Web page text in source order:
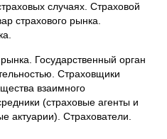
случаях. Страховой
страхового рынка.
Государственный орган
Страховщики
взаимного
(страховые агенты и
актуарии). Страхователи.